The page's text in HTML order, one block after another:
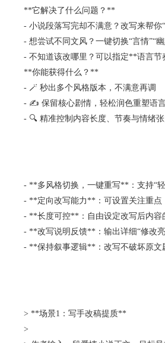
**它解决了什么问题？**
- 小说段落写完却不满意？改写来帮你
- 想尝试不同文风？一键切换“言情”“幽
- 不知道该改哪里？可以指定**语言
**你能获得什么？**
- 🪄 秒出多个风格版本，不满意再调
- ✍️ 保留核心剧情，轻松润色重塑语
- 🔍 精准控制内容长度、节奏与情绪张
- **多风格切换，一键重写**：支持“
- **定向改写能力**：可设置关注重点
- **长度可控**：自由设定改写后内容
- **改写说明反馈**：输出详细“修改
- **保持叙事逻辑**：改写不破坏原文
> **场景1：写手改稿提质**
>